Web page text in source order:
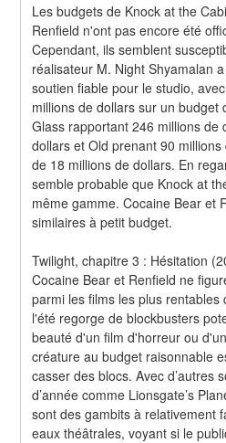
Les budgets de Knock at the
Renfield n'ont pas encore été
Cependant, ils semblent
réalisateur M. Night Shyamalan
soutien fiable pour le studio,
millions de dollars sur un budget
Glass rapportant 246 millions de
dollars et Old prenant 90
de 18 millions de dollars. En
semble probable que Knock at
même gamme. Cocaine Bear et
similaires à petit budget.
Twilight, chapitre 3 : Hésitation
Cocaine Bear et Renfield ne
parmi les films les plus rentables
l'été regorge de blockbusters
beauté d'un film d'horreur ou
créature au budget raisonnable
casser des blocs. Avec d’autres
d’année comme Lionsgate’s
sont des gambits à relativement
eaux théâtrales, voyant si le